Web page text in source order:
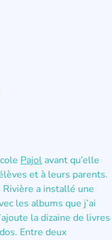
Pajol avant qu’elle
et à leurs parents.
a installé une
les albums que j’ai
la dizaine de livres
Entre deux